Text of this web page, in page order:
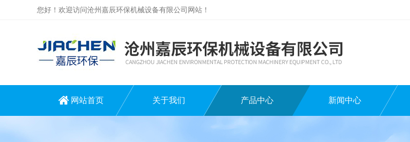
您好！欢迎访问沧州嘉辰环保机械设备有限公司网站！
网站首页 关于我们 产品中心 新闻中心